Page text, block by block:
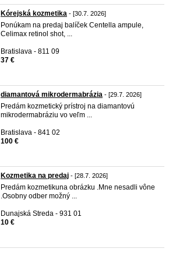
Kórejská kozmetika - [30.7. 2026]
Ponúkam na predaj balíček Centella ampule,
Celimax retinol shot, ...
Bratislava - 811 09
37 €
diamantová mikrodermabrázia - [29.7. 2026]
Predám kozmetický prístroj na diamantovú
mikrodermabráziu vo veľm ...
Bratislava - 841 02
100 €
Kozmetika na predaj - [28.7. 2026]
Predám kozmetikuna obrázku .Mne nesadli vône
.Osobny odber možný ...
Dunajská Streda - 931 01
10 €